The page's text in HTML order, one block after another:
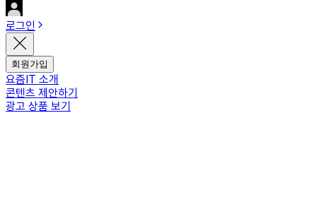
로그인
회원가입
요즘IT 소개
콘텐츠 제안하기
광고 상품 보기